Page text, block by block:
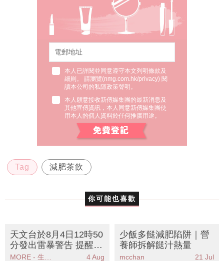
本人已詳閱並同意遵守本文列明條款及
細則。 請瀏覽(nmg.com.hk/privacy) 閱
讀本公司的私隱政策聲明。
本人願意接收新傳媒集團的最新消息及
其他宣傳資訊，本人同意新傳媒集團使
用本人的個人資料於任何推廣用途。
Tag 減肥茶飲
你可能也喜歡
天文台於8月4日12時50
分發出雷暴警告 提醒市
民做好防範措施
4 Aug
少飯多餸減肥陷阱｜營
養師拆解餸汁熱量
mcchan 21 Jul